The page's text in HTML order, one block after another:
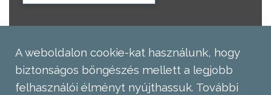
A weboldalon cookie-kat használunk, hogy
biztonságos böngészés mellett a legjobb
felhasználói élményt nyújthassuk. További